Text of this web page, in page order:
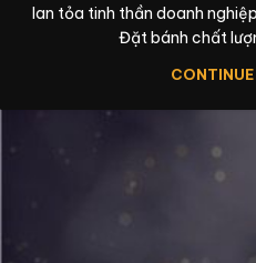
lan tỏa tinh thần doanh
Đặt bánh chất
CONTINUE